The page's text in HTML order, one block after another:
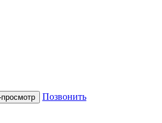
Позвонить